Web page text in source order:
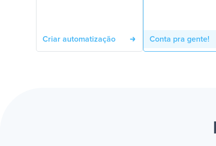
Criar automatização Conta pra gente!